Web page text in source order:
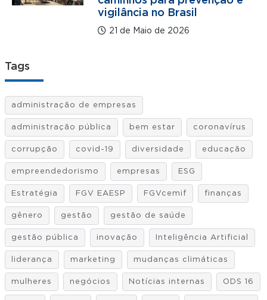
vigilância no Brasil
21 de Maio de 2026
Tags
administração de empresas
administração pública bem estar coronavírus
corrupção covid-19 diversidade educação
empreendedorismo empresas ESG
Estratégia FGV EAESP FGVcemif finanças
gênero gestão gestão de saúde
gestão pública inovação Inteligência Artificial
liderança marketing mudanças climáticas
mulheres negócios Notícias internas ODS 16